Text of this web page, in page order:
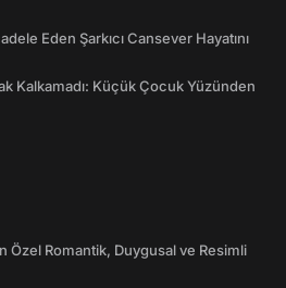
Eden Şarkıcı Cansever Hayatını
Kalkamadı: Küçük Çocuk Yüzünden
Özel Romantik, Duygusal ve Resimli